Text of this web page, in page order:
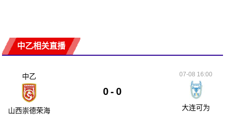
中乙相关直播
中乙
山西崇德荣海
0 - 0
07-08 16:00
大连可为